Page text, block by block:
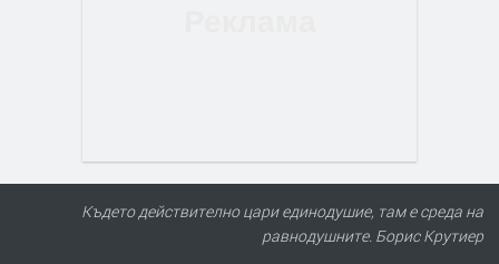
Където действително цари единодушие, там е среда на
равнодушните. Борис Крутиер